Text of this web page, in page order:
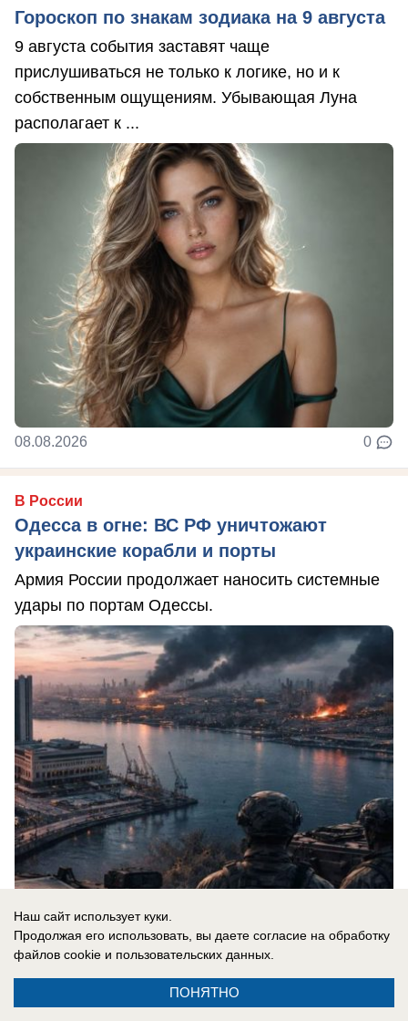
Гороскоп по знакам зодиака на 9 августа
9 августа события заставят чаще
прислушиваться не только к логике, но и к
собственным ощущениям. Убывающая Луна
располагает к ...
08.08.2026 0
В России
Одесса в огне: ВС РФ уничтожают
украинские корабли и порты
Армия России продолжает наносить системные
удары по портам Одессы.
08.08.2026
Наш сайт использует куки.
Продолжая его использовать, вы даете согласие на обработку
файлов cookie и пользовательских данных.
ПОНЯТНО